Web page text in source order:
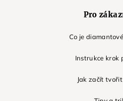
Pro
Co je
Instrukce krok
Jak začít